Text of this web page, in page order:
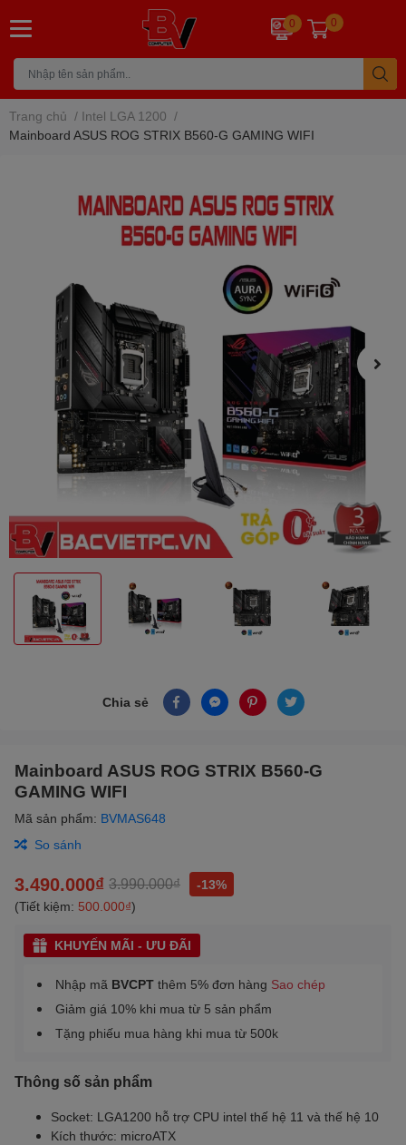
0 0
Trang chủ / Intel LGA 1200 /
Mainboard ASUS ROG STRIX B560-G GAMING WIFI
Chia sẻ
Mainboard ASUS ROG STRIX B560-G
GAMING WIFI
Mã sản phẩm: BVMAS648
So sánh
3.490.000₫ 3.990.000₫
-13%
(Tiết kiệm: 500.000₫)
KHUYẾN MÃI - ƯU ĐÃI
Nhập mã BVCPT thêm 5% đơn hàng Sao chép
Giảm giá 10% khi mua từ 5 sản phẩm
Tặng phiếu mua hàng khi mua từ 500k
Thông số sản phẩm
Socket: LGA1200 hỗ trợ CPU intel thế hệ 11 và thế hệ 10
Kích thước: microATX